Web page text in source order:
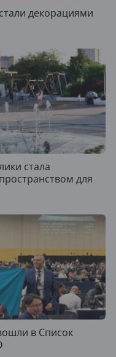
декорациями
стала
для
в Список